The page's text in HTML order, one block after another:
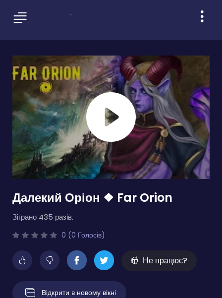
Далекий Оріон ❖ Far Orion
Зіграно 435 разів.
0 (0 Голосів)
Не працює?
Відкрити в новому вікні